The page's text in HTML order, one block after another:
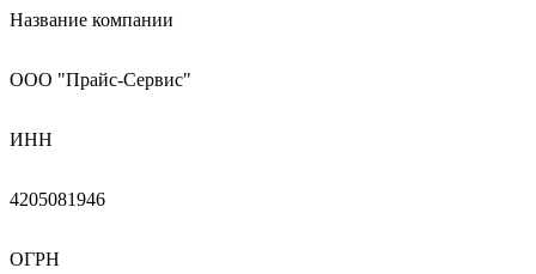
Название компании
ООО "Прайс-Сервис"
ИНН
4205081946
ОГРН